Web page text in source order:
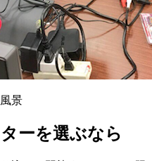
景
ーを選ぶなら